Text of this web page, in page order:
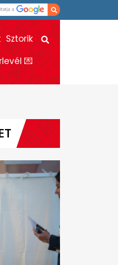
Sztorik
💌